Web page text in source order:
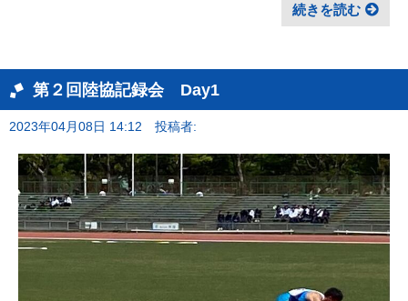
続きを読む
第２回陸協記録会 Day1
2023年04月08日 14:12 投稿者: